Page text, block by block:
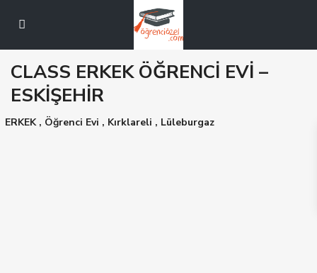
CLASS ERKEK ÖĞRENCİ EVİ –
ESKİŞEHİR
ERKEK, Öğrenci Evi , Kırklareli , Lüleburgaz